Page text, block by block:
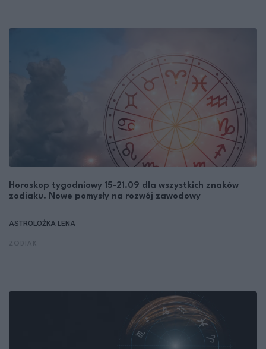
Horoskop tygodniowy 15-21.09 dla wszystkich znaków
zodiaku. Nowe pomysły na rozwój zawodowy
ASTROLOŻKA LENA